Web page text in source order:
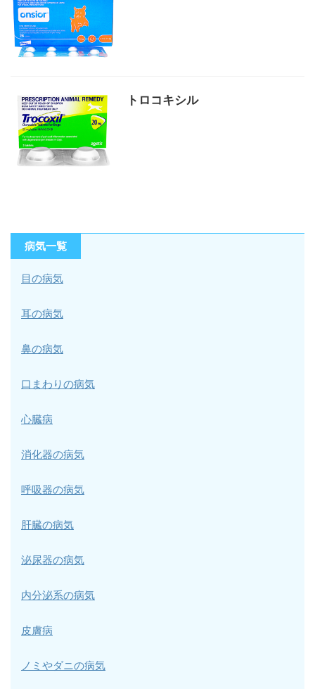
トロコキシル
病気一覧
目の病気
耳の病気
鼻の病気
口まわりの病気
心臓病
消化器の病気
呼吸器の病気
肝臓の病気
泌尿器の病気
内分泌系の病気
皮膚病
ノミやダニの病気